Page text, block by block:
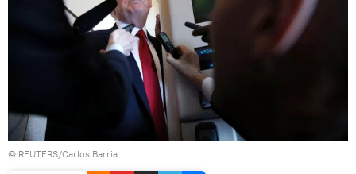
© REUTERS/Carlos Barria